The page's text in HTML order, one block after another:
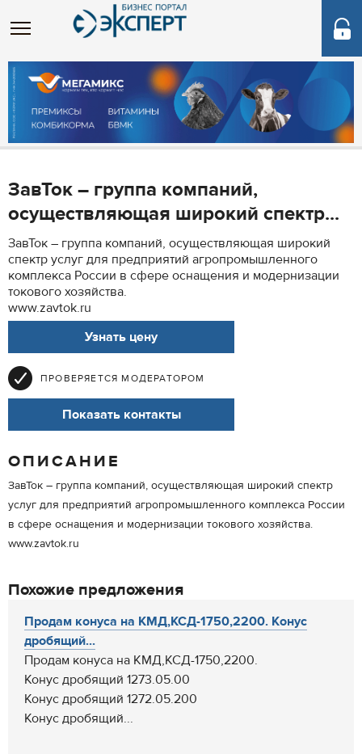
ЗавТок – группа компаний,
осуществляющая широкий спектр...
ЗавТок – группа компаний, осуществляющая широкий
спектр услуг для предприятий агропромышленного
комплекса России в сфере оснащения и модернизации
токового хозяйства.
www.zavtok.ru
Узнать цену
ПРОВЕРЯЕТСЯ МОДЕРАТОРОМ
Показать контакты
ОПИСАНИЕ
ЗавТок – группа компаний, осуществляющая широкий спектр
услуг для предприятий агропромышленного комплекса России
в сфере оснащения и модернизации токового хозяйства.
www.zavtok.ru
Похожие предложения
Продам конуса на КМД,КСД-1750,2200. Конус
дробящий...
Продам конуса на КМД,КСД-1750,2200.
Конус дробящий 1273.05.00
Конус дробящий 1272.05.200
Конус дробящий...